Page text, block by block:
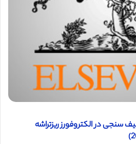
سنجی در الکتروفورز ریزتراشه